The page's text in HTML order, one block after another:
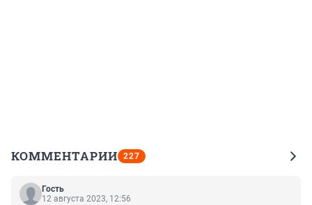
КОММЕНТАРИИ 227
Гость
12 августа 2023, 12:56